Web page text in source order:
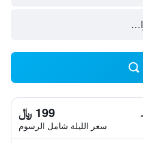
199 ﷼
سعر الليلة شامل الرسوم